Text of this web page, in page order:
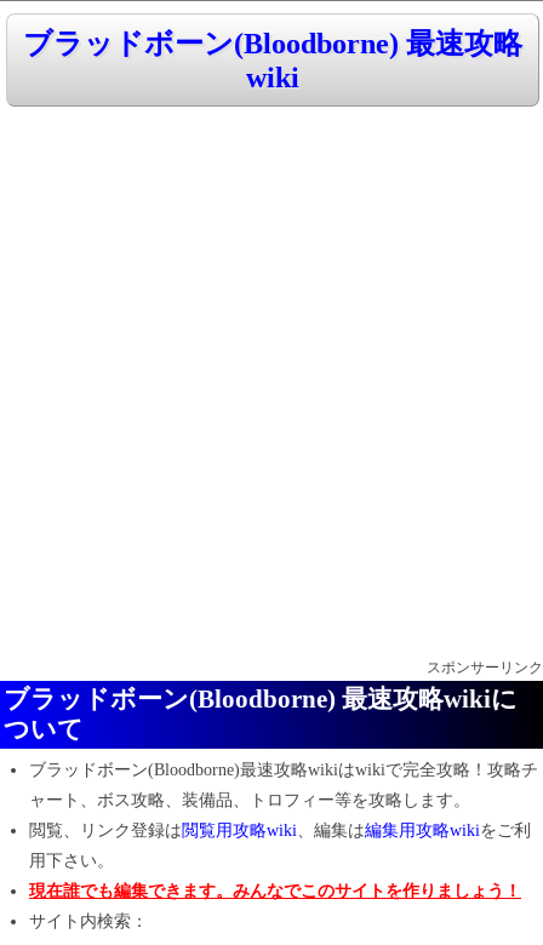
ブラッドボーン(Bloodborne) 最速攻略
wiki
スポンサーリンク
ブラッドボーン(Bloodborne) 最速攻略wikiに
ついて
ブラッドボーン(Bloodborne)最速攻略wikiはwikiで完全攻略！ 攻略チ
ャート、ボス攻略、装備品、トロフィー等を攻略します。
閲覧、リンク登録は閲覧用攻略wiki、編集は編集用攻略wikiをご利
用下さい。
現在誰でも編集できます。みんなでこのサイトを作りましょう！
サイト内検索：